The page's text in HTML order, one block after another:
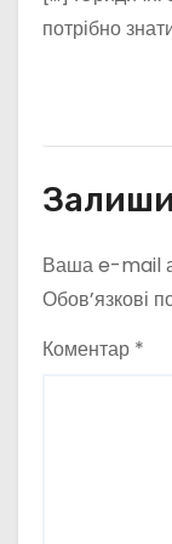
потрібно
Ваша e-mail
Обов’язкові
Коментар *